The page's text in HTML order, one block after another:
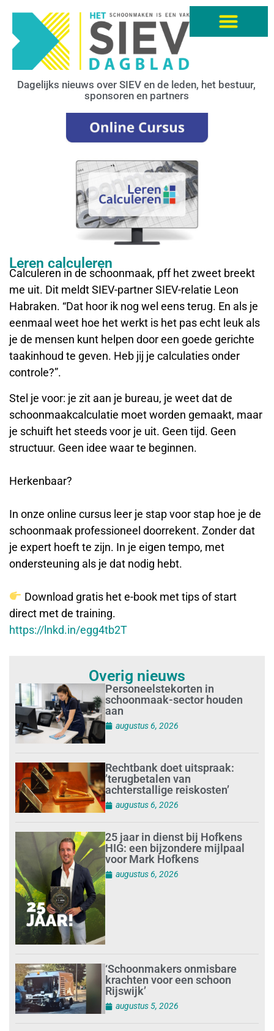
Dagelijks nieuws over SIEV en de leden, het bestuur,
sponsoren en partners
Leren calculeren
Calculeren in de schoonmaak, pff het zweet breekt
me uit. Dit meldt SIEV-partner SIEV-relatie Leon
Habraken. “Dat hoor ik nog wel eens terug. En als je
eenmaal weet hoe het werkt is het pas echt leuk als
je de mensen kunt helpen door een goede gerichte
taakinhoud te geven. Heb jij je calculaties onder
controle?”.
Stel je voor: je zit aan je bureau, je weet dat de
schoonmaakcalculatie moet worden gemaakt, maar
je schuift het steeds voor je uit. Geen tijd. Geen
structuur. Geen idee waar te beginnen.
Herkenbaar?
In onze online cursus leer je stap voor stap hoe je de
schoonmaak professioneel doorrekent. Zonder dat
je expert hoeft te zijn. In je eigen tempo, met
ondersteuning als je dat nodig hebt.
Download gratis het e-book met tips of start
direct met de training.
https://lnkd.in/egg4tb2T
Overig nieuws
Personeelstekorten in
schoonmaak-sector houden
aan
augustus 6, 2026
Rechtbank doet uitspraak:
’terugbetalen van
achterstallige reiskosten’
augustus 6, 2026
25 jaar in dienst bij Hofkens
HIG: een bijzondere mijlpaal
voor Mark Hofkens
augustus 6, 2026
‘Schoonmakers onmisbare
krachten voor een schoon
Rijswijk’
augustus 5, 2026